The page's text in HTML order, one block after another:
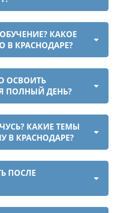
КАКОЕ
В КРАСНОДАРЕ?
ОСВОИТЬ
ПОЛНЫЙ ДЕНЬ?
КАКИЕ ТЕМЫ
В КРАСНОДАРЕ?
ПОСЛЕ